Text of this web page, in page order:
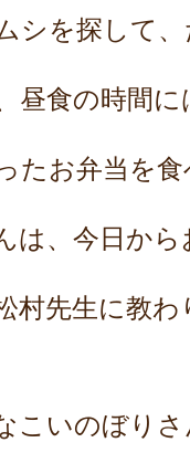
シを探して、
昼食の時間
たお弁当を食
は、今日から
村先生に教
こいのぼりさ